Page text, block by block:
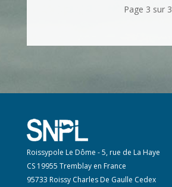
Page 3 sur 3
Roissypole Le Dôme - 5, rue de La Haye
CS 19955 Tremblay en France
95733 Roissy Charles De Gaulle Cedex